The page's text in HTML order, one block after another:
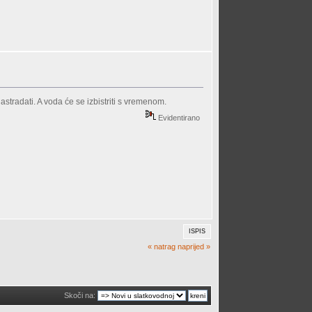
A voda će se izbistriti s vremenom.
Evidentirano
ISPIS
« natrag naprijed »
Skoči na: